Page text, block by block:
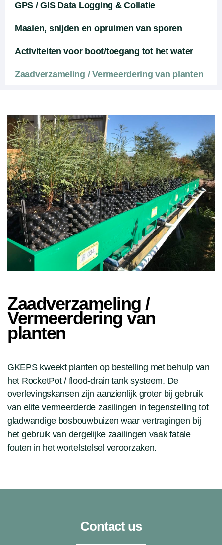
GPS / GIS Data Logging & Collatie
Maaien, snijden en opruimen van sporen
Activiteiten voor boot/toegang tot het water
Zaadverzameling / Vermeerdering van planten
Zaadverzameling /
Vermeerdering van
planten
GKEPS kweekt planten op bestelling met behulp van
het RocketPot / flood-drain tank systeem. De
overlevingskansen zijn aanzienlijk groter bij gebruik
van elite vermeerderde zaailingen in tegenstelling tot
gladwandige bosbouwbuizen waar vertragingen bij
het gebruik van dergelijke zaailingen vaak fatale
fouten in het wortelstelsel veroorzaken.
Contact us